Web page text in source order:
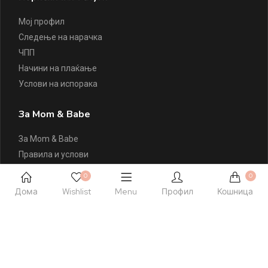
Мој профил
Следење на нарачка
ЧПП
Начини на плаќање
Услови на испорака
За Mom & Babe
За Mom & Babe
Правила и услови
Политика на приватност
Политика на колачиња
Дома
0
Wishlist Menu Профил
0
Кошница